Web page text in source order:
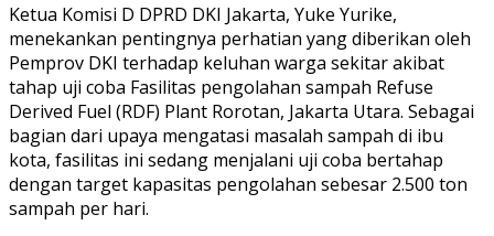
Ketua Komisi D DPRD DKI Jakarta, Yuke Yurike,
menekankan pentingnya perhatian yang diberikan oleh
Pemprov DKI terhadap keluhan warga sekitar akibat
tahap uji coba Fasilitas pengolahan sampah Refuse
Derived Fuel (RDF) Plant Rorotan, Jakarta Utara. Sebagai
bagian dari upaya mengatasi masalah sampah di ibu
kota, fasilitas ini sedang menjalani uji coba bertahap
dengan target kapasitas pengolahan sebesar 2.500 ton
sampah per hari.